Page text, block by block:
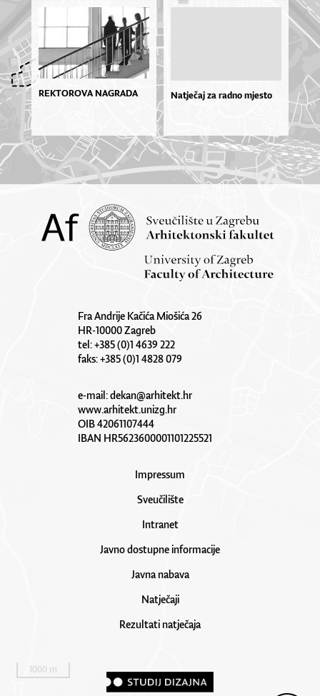
REKTOROVA NAGRADA Natječaj za radno mjesto
Fra Andrije Kačića Miošića 26
HR-10000 Zagreb
tel: +385 (0)1 4639 222
faks: +385 (0)1 4828 079
e-mail:dekan@arhitekt.hr
www.arhitekt.unizg.hr
OIB 42061107444
IBAN HR5623600001101225521
Impressum
Sveučilište
Intranet
Javno dostupne informacije
Javna nabava
Natječaji
Rezultati natječaja
1000 m